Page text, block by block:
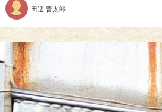
田辺 晋太郎